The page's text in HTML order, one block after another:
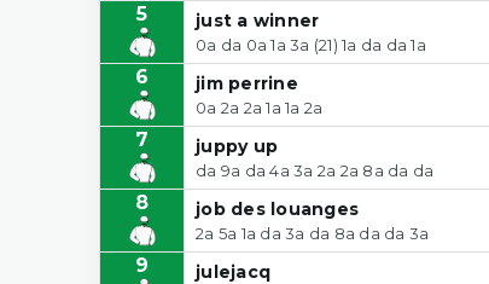
5 just a winner
0a da 0a 1a 3a (21) 1a da da 1a
6 jim perrine
0a 2a 2a 1a 1a 2a
7 juppy up
da 9a da 4a 3a 2a 2a 8a da da
8 job des louanges
2a 5a 1a da 3a da 8a da da 3a
9 julejacq